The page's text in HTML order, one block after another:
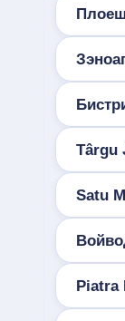
Târgu
Satu
Piatra